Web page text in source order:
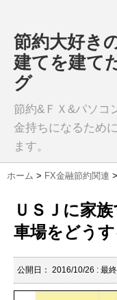
節約大好き
建てを建て
グ
節約&ＦＸ&パソコ
金持ちになるため
ます。
ホーム > FX金融節約関連 >
ＵＳＪに家
車場をどう
公開日： 2016/10/26 : 最